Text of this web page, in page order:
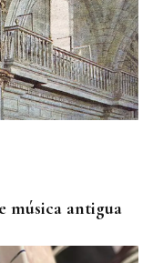
música antigua